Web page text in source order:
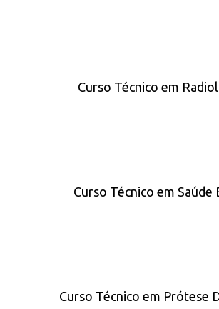
Curso Técnico em
Curso Técnico em Saúde
Curso Técnico em Prótese